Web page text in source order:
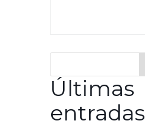
Últimas
entradas